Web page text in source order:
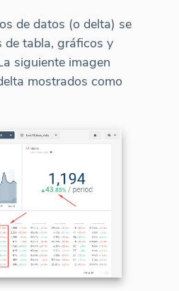
de datos (o delta) se
de tabla, gráficos y
siguiente imagen
mostrados como